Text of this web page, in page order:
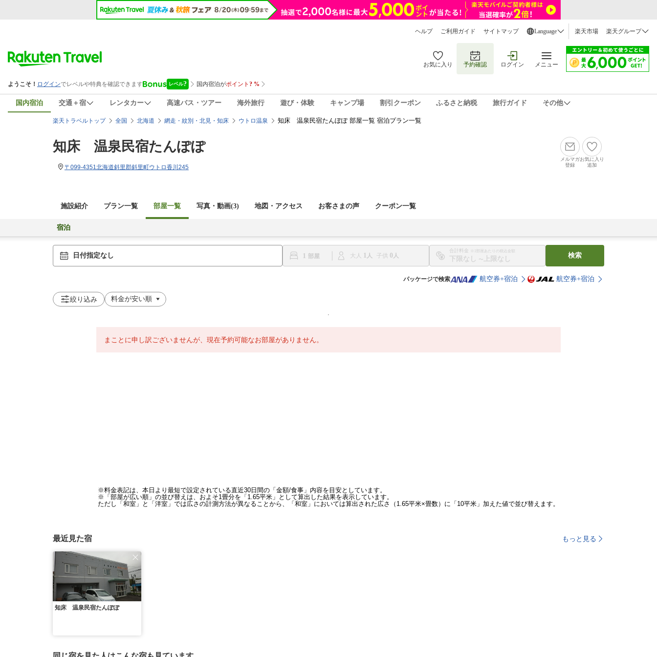
ヘルプ ご利用ガイド サイトマップ Language 楽天市場 楽天グループ
お気に入り 予約確認 ログイン メニュー
国内宿泊 交通＋宿 レンタカー 高速バス・ツアー 海外旅行 遊び・体験 キャンプ場 割引クーポン ふるさと納税 旅行ガイド その他
楽天トラベルトップ 全国 北海道 網走・紋別・北見・知床 ウトロ温泉 知床 温泉民宿たんぽぽ 部屋一覧 宿泊プラン一覧
知床 温泉民宿たんぽぽ
〒099-4351北海道斜里郡斜里町ウトロ香川245
メルマガ
登録
お気に入り
追加
施設紹介 プラン一覧 部屋一覧 写真・動画(3) 地図・アクセス お客さまの声 クーポン一覧
宿泊
日付指定なし 1 大人 1 子供 0
合計料金 ※1部屋あたりの税込金額
〜
検索
パッケージで検索 航空券+宿泊 航空券+宿泊
絞り込み
まことに申し訳ございませんが、現在予約可能なお部屋がありません。
※料金表記は、本日より最短で設定されている直近30日間の「金額/食事」内容を目安としています。
※「部屋が広い順」の並び替えは、およそ1畳分を「1.65平米」として算出した結果を表示しています。
ただし「和室」と「洋室」では広さの計測方法が異なることから、「和室」においては算出された広さ（1.65平米×畳数）に「10平米」加えた値で並び替えます。
最近見た宿 もっと見る
知床 温泉民宿たんぽぽ